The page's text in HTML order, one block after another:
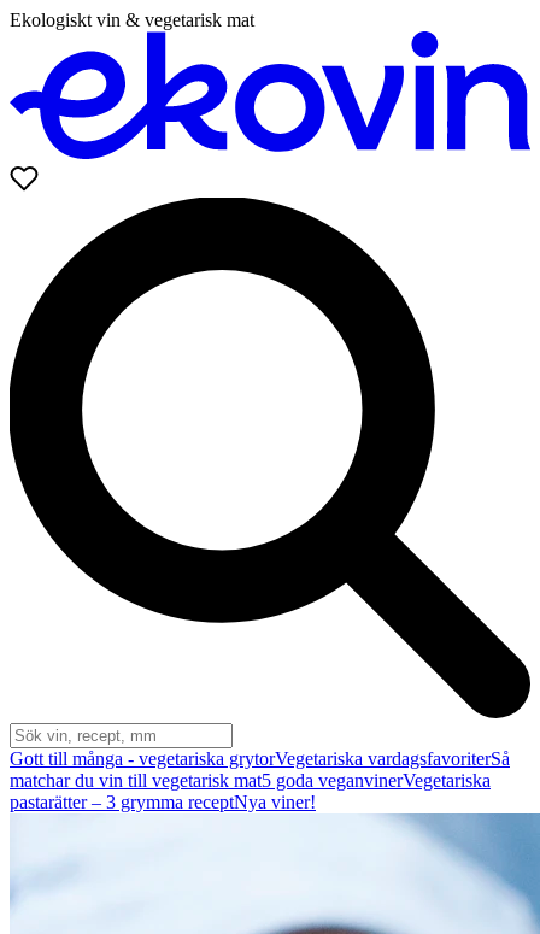
Ekologiskt vin & vegetarisk mat
Gott till många - vegetariska grytorVegetariska vardagsfavoriterSå
matchar du vin till vegetarisk mat5 goda veganvinerVegetariska
pastarätter – 3 grymma receptNya viner!